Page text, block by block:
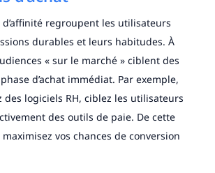
d’affinité regroupent les utilisateurs
durables et leurs habitudes. À
« sur le marché » ciblent des
d’achat immédiat. Par exemple,
des logiciels RH, ciblez les utilisateurs
des outils de paie. De cette
vos chances de conversion